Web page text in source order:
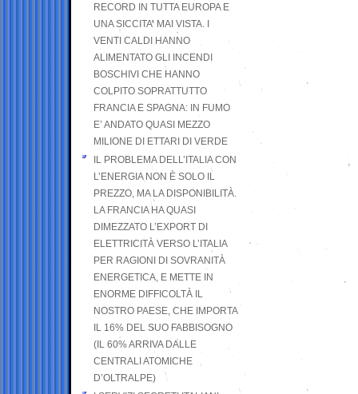
RECORD IN TUTTA EUROPA E
UNA SICCITA’ MAI VISTA. I
VENTI CALDI HANNO
ALIMENTATO GLI INCENDI
BOSCHIVI CHE HANNO
COLPITO SOPRATTUTTO
FRANCIA E SPAGNA: IN FUMO
E’ ANDATO QUASI MEZZO
MILIONE DI ETTARI DI VERDE
IL PROBLEMA DELL’ITALIA CON
L’ENERGIA NON È SOLO IL
PREZZO, MA LA DISPONIBILITÀ.
LA FRANCIA HA QUASI
DIMEZZATO L’EXPORT DI
ELETTRICITÀ VERSO L’ITALIA
PER RAGIONI DI SOVRANITÀ
ENERGETICA, E METTE IN
ENORME DIFFICOLTÀ IL
NOSTRO PAESE, CHE IMPORTA
IL 16% DEL SUO FABBISOGNO
(IL 60% ARRIVA DALLE
CENTRALI ATOMICHE
D’OLTRALPE)